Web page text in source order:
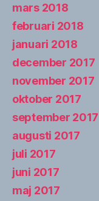
mars 2018
februari 2018
januari 2018
december 2017
november 2017
oktober 2017
september 2017
augusti 2017
juli 2017
juni 2017
maj 2017